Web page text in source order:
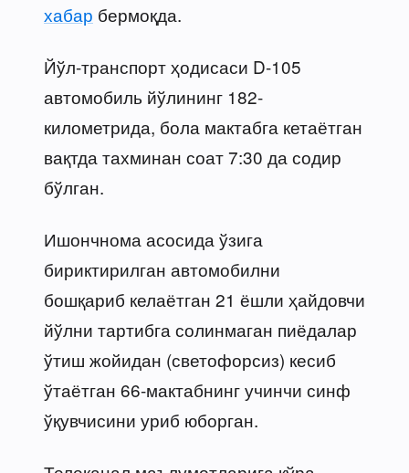
хабар бермоқда.
Йўл-транспорт ҳодисаси D-105
автомобиль йўлининг 182-
километрида, бола мактабга кетаётган
вақтда тахминан соат 7:30 да содир
бўлган.
Ишончнома асосида ўзига
бириктирилган автомобилни
бошқариб келаётган 21 ёшли ҳайдовчи
йўлни тартибга солинмаган пиёдалар
ўтиш жойидан (светофорсиз) кесиб
ўтаётган 66-мактабнинг учинчи синф
ўқувчисини уриб юборган.